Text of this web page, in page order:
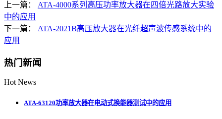
上一篇： ATA-4000系列高压功率放大器在四倍光路放大实验
中的应用
下一篇： ATA-2021B高压放大器在光纤超声波传感系统中的
应用
热门新闻
Hot News
ATA-63120功率放大器在电动式换能器测试中的应用